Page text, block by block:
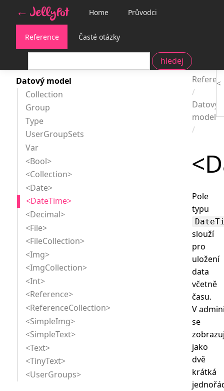
Home Průvodci
Reference Časté otázky
Datový
model
Pole
typu
slouží
pro
uložení
data
včetně
času.
V
se
jako
dvě
krátká
Reference
Datový model
Collection
Group
Type
UserGroupSets
Var
<Bool>
<Collection>
<Date>
<DateTime>
<Decimal>
<File>
<FileCollection>
<Img>
<ImgCollection>
<Int>
<Reference>
<ReferenceCollection>
<SimpleImg>
<SimpleText>
<Text>
<TinyText>
<UserGroups>